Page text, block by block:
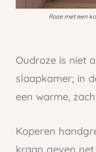
Roze met een
Oudroze is niet
slaapkamer; in
een warme,
Koperen
kraan geven